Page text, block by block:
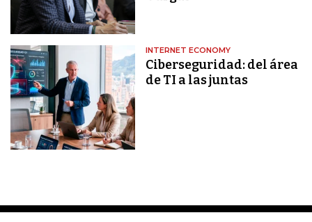
INTERNET ECONOMY
Ciberseguridad: del área
de TI a las juntas